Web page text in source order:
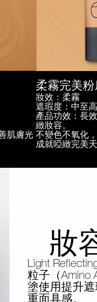
肌膚光
柔霧完美
妝效：柔霧
遮瑕度：中至
產品功效：長
緻妝容。
不變色不氧化
成就啞緻完美
妝
Light
粒子（Amino
塗使用提升
重面具感。